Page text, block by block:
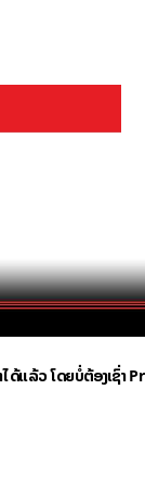
ດ້ແລ້ວ ໂດຍບໍ່ຕ້ອງເຊົ່າ